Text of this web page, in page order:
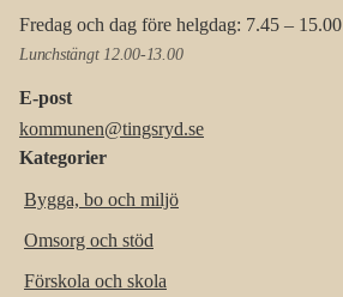
Fredag och dag före helgdag: 7.45 – 15.00
Lunchstängt 12.00-13.00
E-post
kommunen@tingsryd.se
Kategorier
Bygga, bo och miljö
Omsorg och stöd
Förskola och skola